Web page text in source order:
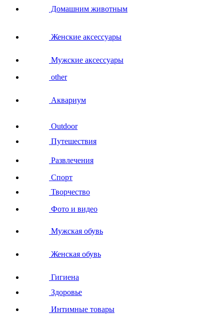
Домашним животным
Женские аксессуары
Мужские аксессуары
other
Аквариум
Outdoor
Путешествия
Развлечения
Спорт
Творчество
Фото и видео
Мужская обувь
Женская обувь
Гигиена
Здоровье
Интимные товары